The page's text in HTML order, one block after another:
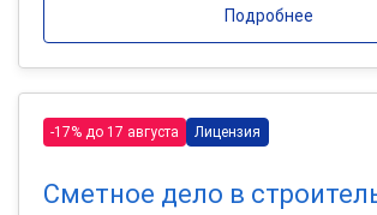
Подробнее
-17% до 17 августа Лицензия
Сметное дело в